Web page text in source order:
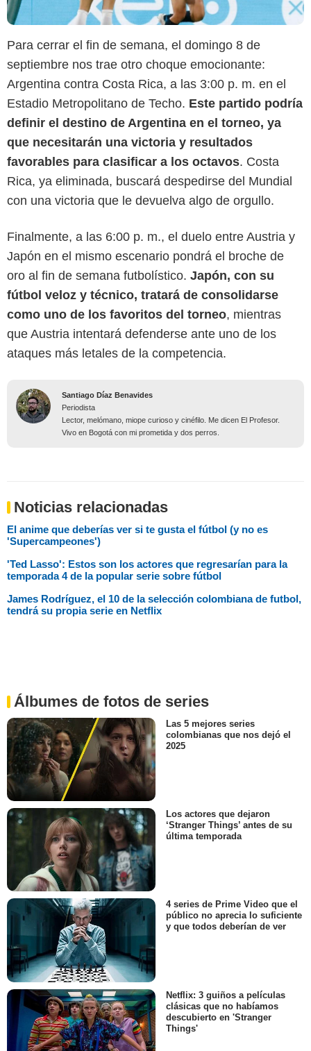
Para cerrar el fin de semana, el domingo 8 de
septiembre nos trae otro choque emocionante:
Argentina contra Costa Rica, a las 3:00 p. m. en el
Estadio Metropolitano de Techo. Este partido podría
definir el destino de Argentina en el torneo, ya
que necesitarán una victoria y resultados
favorables para clasificar a los octavos. Costa
Rica, ya eliminada, buscará despedirse del Mundial
con una victoria que le devuelva algo de orgullo.
Finalmente, a las 6:00 p. m., el duelo entre Austria y
Japón en el mismo escenario pondrá el broche de
oro al fin de semana futbolístico. Japón, con su
fútbol veloz y técnico, tratará de consolidarse
como uno de los favoritos del torneo, mientras
que Austria intentará defenderse ante uno de los
ataques más letales de la competencia.
Santiago Díaz Benavides
Periodista
Lector, melómano, miope curioso y cinéfilo. Me dicen El Profesor.
Vivo en Bogotá con mi prometida y dos perros.
Noticias relacionadas
El anime que deberías ver si te gusta el fútbol (y no es
'Supercampeones')
'Ted Lasso': Estos son los actores que regresarían para la
temporada 4 de la popular serie sobre fútbol
James Rodríguez, el 10 de la selección colombiana de futbol,
tendrá su propia serie en Netflix
Álbumes de fotos de series
Las 5 mejores series
colombianas que nos dejó el
2025
Los actores que dejaron
‘Stranger Things’ antes de su
última temporada
4 series de Prime Video que el
público no aprecia lo suficiente
y que todos deberían de ver
Netflix: 3 guiños a películas
clásicas que no habíamos
descubierto en 'Stranger
Things'